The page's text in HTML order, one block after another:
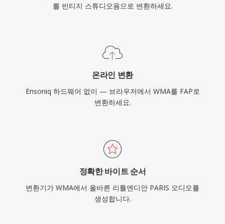
를 빈티지 스튜디오용으로 변환하세요.
온라인 변환
Ensoniq 하드웨어 없이 — 브라우저에서 WMA를 FAP로
변환하세요.
정확한 바이트 순서
변환기가 WMA에서 올바른 리틀엔디안 PARIS 오디오를
생성합니다.